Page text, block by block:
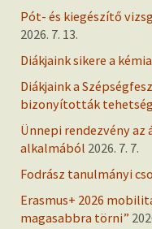
Pót- és kiegészítő
2026. 7. 13.
Diákjaink sikere a
Diákjaink a
bizonyították
Ünnepi rendezvény az
alkalmából 2026. 7. 7.
Fodrász tanulmányi
Erasmus+ 2026
magasabbra törni”